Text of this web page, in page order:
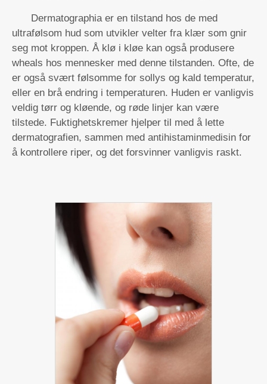
Dermatographia er en tilstand hos de med
ultrafølsom hud som utvikler velter fra klær som gnir
seg mot kroppen. Å klø i kløe kan også produsere
wheals hos mennesker med denne tilstanden. Ofte, de
er også svært følsomme for sollys og kald temperatur,
eller en brå endring i temperaturen. Huden er vanligvis
veldig tørr og kløende, og røde linjer kan være
tilstede. Fuktighetskremer hjelper til med å lette
dermatografien, sammen med antihistaminmedisin for
å kontrollere riper, og det forsvinner vanligvis raskt.